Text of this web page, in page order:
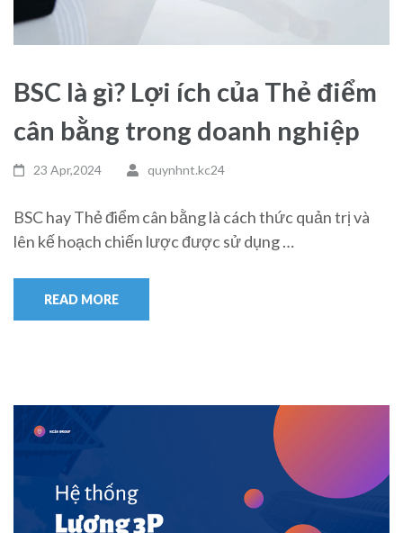
BSC là gì? Lợi ích của Thẻ điểm
cân bằng trong doanh nghiệp
23 Apr,2024 quynhnt.kc24
BSC hay Thẻ điểm cân bằng là cách thức quản trị và
lên kế hoạch chiến lược được sử dụng …
READ MORE